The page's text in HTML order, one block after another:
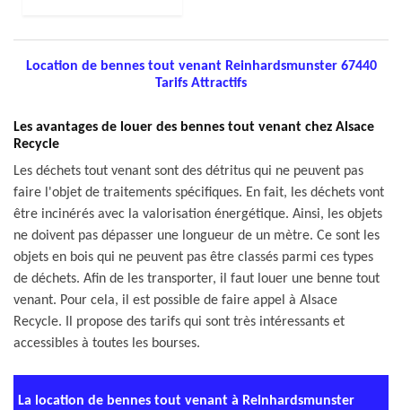
Location de bennes tout venant Reinhardsmunster 67440
Tarifs Attractifs
Les avantages de louer des bennes tout venant chez Alsace
Recycle
Les déchets tout venant sont des détritus qui ne peuvent pas
faire l'objet de traitements spécifiques. En fait, les déchets vont
être incinérés avec la valorisation énergétique. Ainsi, les objets
ne doivent pas dépasser une longueur de un mètre. Ce sont les
objets en bois qui ne peuvent pas être classés parmi ces types
de déchets. Afin de les transporter, il faut louer une benne tout
venant. Pour cela, il est possible de faire appel à Alsace
Recycle. Il propose des tarifs qui sont très intéressants et
accessibles à toutes les bourses.
La location de bennes tout venant à Reinhardsmunster